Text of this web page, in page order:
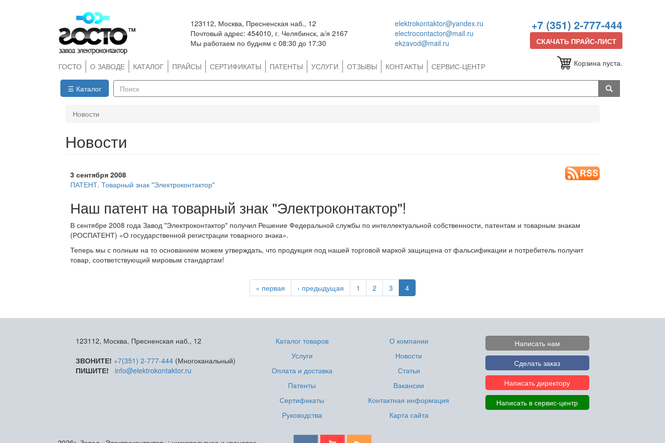
123112, Москва, Пресненская наб., 12
Почтовый адрес: 454010, г. Челябинск, а/я 2167
Мы работаем по будням с 08:30 до 17:30
elektrokontaktor@yandex.ru
electrocontactor@mail.ru
ekzavod@mail.ru
+7 (351) 2-777-444
СКАЧАТЬ ПРАЙС-ЛИСТ
ГОСТО О ЗАВОДЕ КАТАЛОГ ПРАЙСЫ СЕРТИФИКАТЫ ПАТЕНТЫ УСЛУГИ ОТЗЫВЫ КОНТАКТЫ СЕРВИС-ЦЕНТР Корзина пуста.
☰ Каталог
Новости
Новости
3 сентября 2008
ПАТЕНТ. Товарный знак "Электроконтактор"
Наш патент на товарный знак "Электроконтактор"!
В сентябре 2008 года Завод "Электроконтактор" получил Решение Федеральной службы по интеллектуальной собственности, патентам и товарным знакам
(РОСПАТЕНТ) «О государственной регистрации товарного знака».
Теперь мы с полным на то основанием можем утверждать, что продукция под нашей торговой маркой защищена от фальсификации и потребитель получит
товар, соответствующий мировым стандартам!
« первая ‹ предыдущая 1 2 3 4
123112, Москва, Пресненская наб., 12
ЗВОНИТЕ! +7(351) 2-777-444 (Многоканальный)
ПИШИТЕ!
info@elektrokontaktor.ru
Каталог товаров
Услуги
Оплата и доставка
Патенты
Сертификаты
Руководства
О компании
Новости
Статьи
Вакансии
Контактная информация
Карта сайта
Написать нам
Сделать заказ
Написать директору
Написать в сервис-центр